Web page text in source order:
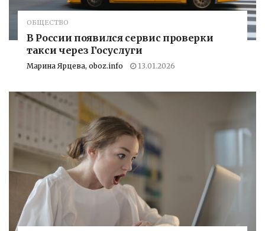
ОБЩЕСТВО
В России появился сервис проверки
такси через Госуслуги
Марина Ярцева, oboz.info 13.01.2026